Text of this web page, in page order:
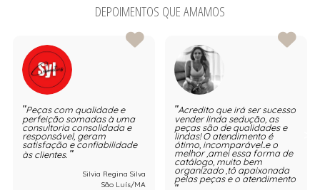
DEPOIMENTOS QUE AMAMOS
Peças com qualidade e
perfeição somadas à uma
consultoria consolidada e
responsável, geram
satisfação e confiabilidade
às clientes.
Silvia Regina Silva
São Luís/MA
Acredito que irá ser sucesso
vender linda sedução, as
peças são de qualidades e
lindas! O atendimento é
ótimo, incomparável..e o
melhor ,amei essa forma de
catálogo, muito bem
organizado ,tô apaixonada
pelas peças e o atendimento